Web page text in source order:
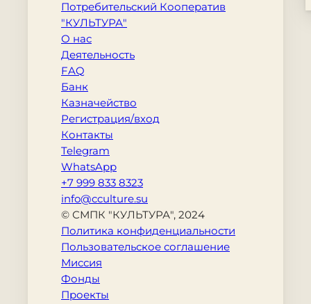
Потребительский Кооператив
"КУЛЬТУРА"
О нас
Деятельность
FAQ
Банк
Казначейство
Регистрация/вход
Контакты
Telegram
WhatsApp
+7 999 833 8323
info@cculture.su
© СМПК "КУЛЬТУРА", 2024
Политика конфиденциальности
Пользовательское соглашение
Миссия
Фонды
Проекты